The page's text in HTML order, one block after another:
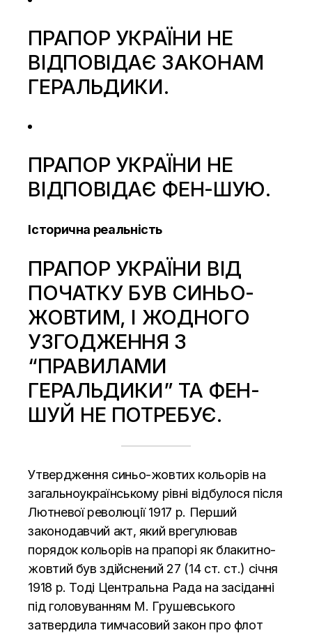
ПРАПОР УКРАЇНИ НЕ
ВІДПОВІДАЄ ЗАКОНАМ
ГЕРАЛЬДИКИ.
ПРАПОР УКРАЇНИ НЕ
ВІДПОВІДАЄ ФЕН-ШУЮ.
Історична реальність
ПРАПОР УКРАЇНИ ВІД
ПОЧАТКУ БУВ СИНЬО-
ЖОВТИМ, І ЖОДНОГО
УЗГОДЖЕННЯ З
“ПРАВИЛАМИ
ГЕРАЛЬДИКИ” ТА ФЕН-
ШУЙ НЕ ПОТРЕБУЄ.
Утвердження синьо-жовтих кольорів на
загальноукраїнському рівні відбулося після
Лютневої революції 1917 р. Перший
законодавчий акт, який врегулював
порядок кольорів на прапорі як блакитно-
жовтий був здійснений 27 (14 ст. ст.) січня
1918 р. Тоді Центральна Рада на засіданні
під головуванням М. Грушевського
затвердила тимчасовий закон про флот